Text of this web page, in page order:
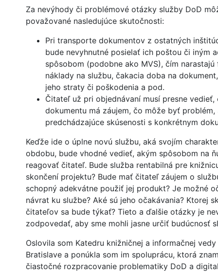
Za nevýhody či problémové otázky služby DoD
považované nasledujúce skutočnosti:
Pri transporte dokumentov z ostatných
bude nevyhnutné posielať ich poštou či iným
spôsobom (podobne ako MVS), čím narastajú
náklady na službu, čakacia doba na
jeho straty či poškodenia a pod.
Čitateľ už pri objednávaní musí presne
dokumentu má záujem, čo môže byť problém,
predchádzajúce skúsenosti s konkrétnym
Keďže ide o úplne novú službu, aká svojím
obdobu, bude vhodné vedieť, akým spôsobom na
reagovať čitateľ. Bude služba rentabilná pre
skončení projektu? Bude mať čitateľ záujem o
schopný adekvátne použiť jej produkt? Je možné
návrat ku službe? Aké sú jeho očakávania? Ktorej
čitateľov sa bude týkať? Tieto a ďalšie otázky je
zodpovedať, aby sme mohli jasne určiť budúcnosť
Oslovila som Katedru knižničnej a informačnej vedy
Bratislave a ponúkla som im spoluprácu, ktorá
čiastočné rozpracovanie problematiky DoD a